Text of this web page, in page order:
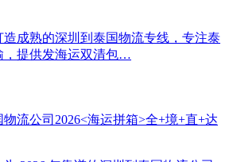
成熟的深圳到泰国物流专线，专注泰
，提供发海运双清包…
流公司2026<海运拼箱>全+境+直+达